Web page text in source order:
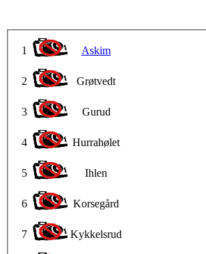
1 Askim
2 Grøtvedt
3 Gurud
4 Hurrahølet
5 Ihlen
6 Korsegård
7 Kykkelsrud